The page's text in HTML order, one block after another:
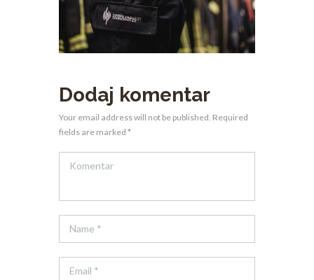
Dodaj komentar
Your email address will not be published. Required
fields are marked *